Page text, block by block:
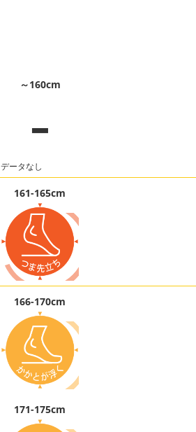
～160cm
-
データなし
161-165cm
166-170cm
171-175cm